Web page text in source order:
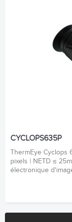
CYCLOPS635P
ThermEye Cyclops
pixels | NETD ≤
électronique